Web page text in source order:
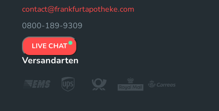
contact@frankfurtapotheke.com
0800-189-9309
LIVE CHAT
Versandarten